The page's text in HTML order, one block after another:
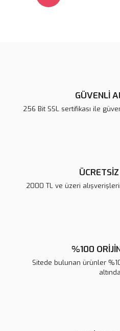
GÜVENLİ
256 Bit SSL sertifikası ile
2000 TL ve üzeri
%100
Sitede bulunan ürünler